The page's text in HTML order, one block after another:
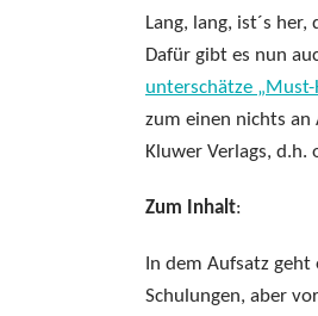
Lang, lang, ist´s
Dafür gibt es nun
unterschätze
zum einen nichts
Kluwer Verlags, d.h.
Zum Inhalt:
In dem Aufsatz
Schulungen, aber